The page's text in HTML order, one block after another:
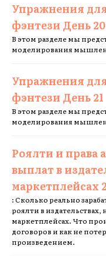
Упражнения
фэнтези День 20
В этом разделе мы
моделирования
Упражнения
фэнтези День 21
В этом разделе мы
моделирования
Роялти и права
выплат в
маркетплейсах
: Сколько реально
роялти в
маркетплейсах. Что
договоров и как не
произведением.